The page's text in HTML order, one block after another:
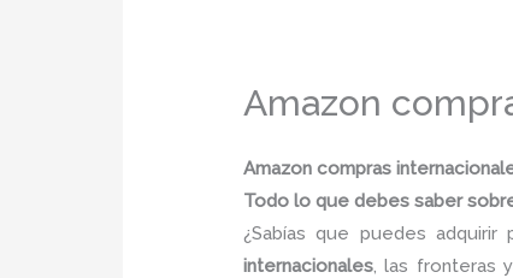
Amazon
Amazon compras
Todo lo que debes saber
¿Sabías que puedes
internacionales , las fronteras